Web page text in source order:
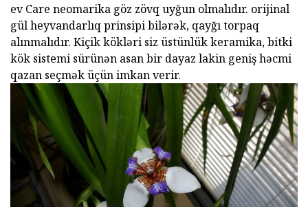
ev Care neomarika göz zövq uyğun olmalıdır. orijinal
gül heyvandarlıq prinsipi bilərək, qayğı torpaq
alınmalıdır. Kiçik kökləri siz üstünlük keramika, bitki
kök sistemi sürünən asan bir dayaz lakin geniş həcmi
qazan seçmək üçün imkan verir.